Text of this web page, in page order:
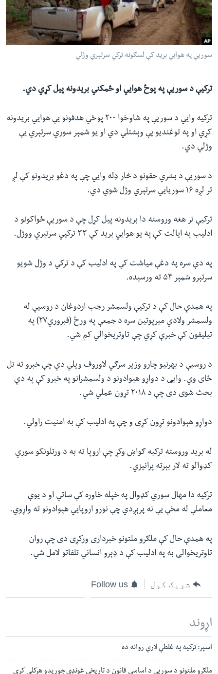
شئ
لټون
ځای
له مونږ سره په تماس کې پاتې شئ
سوریي په هوايي برید کې لسګونه ترکي سرتېري وژلي
ترکیې د سوریې په پوځ هوايي او ځمکني بریدونه پيل کړي دي.
ترکیه وايي د سوریې په شاوخوا ۲۰۰ پوځي هدفونو یې هوايي بریدونه
کړي او په توغندیو یې وېشتلي دي او یو شمېر سوري سرتېري یې
وژلي دي.
د سوریې د بشري حقونو د څار ډله وايي چې په دغو بریدونو کې لږ
تر لږه ۱۶ سوریايي سرتېري وژل شوي دي.
ترکیې تر هغه وروسته دا بریدونه پيل کړل چې د سوریې ځواکونو د
ادلیب په ایالت کې په یو هوايي برید کې ۳۳ ترکیي سرتېري ووژل.
په دې سره په دغې میاشت کې په ادلیب کې د ترکي د وژل شویو
سرتېرو شمېر ۵۳ ته ورسېده.
په همدې حال کې د ترکیې ولسمشر رجب اردوغان د روسیې له
ولسمشر ولادي میرپوتین سره د جمعې په ورځ (فبروري۲۷) په
تیلیفون کې خبرې کړي چې تاوتریخوالي کم شي.
د روسیې د بهرنیو چارو وزیر سرګي لاوروف ویلي دي چې خبرو ته تل
ځای وي. وايی د دواړو هېوادونو د ولسمشرانو په خبرو کې په دې
بحث شوی دی چې د ۲۰۱۸ تړون عملي شي.
دواړو هېوادونو تړون کړی و چې په ادلیب کې به امنیت راولي.
له برید وروسته ترکیه ګواښ وکړ چې اروپا ته به د ورتلونکو سوري
کډوالو ته لار بېرته پرانیزي.
ترکیه دا مهال سوري کډوال په خپله خاوره کې ساتي او د یوې
معاملې له مخې یې نه پرېږدي چې نورو اروپايي هېوادونو ته واړوي.
په همدې حال کې ملګرو ملتونو خبرداری ورکړی دی چې روان
تاوتریخوالی به په ادلیب کې د ډېرو انساني تلفاتو لامل شي.
شریک کول Follow us
اړوند
اسپر: ترکیه په غلطې لارې روانه ده
ملګرو ملتونو د سوریې د اساسي قانون د تاریخي غونډې جوړیدو هرکلی کړی